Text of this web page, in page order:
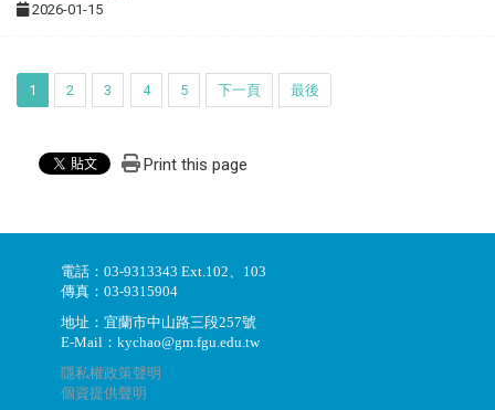
2026-01-15
1 2 3 4 5 下一頁 最後
Print this page
電話：03-9313343 Ext.102、103
傳真：03-9315904
地址：宜蘭市中山路三段257號
E-Mail：kychao@gm.fgu.edu.tw
隱私權政策聲明
個資提供聲明